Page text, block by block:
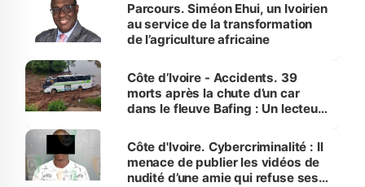
Parcours. Siméon Ehui, un Ivoirien
au service de la transformation
de l’agriculture africaine
Côte d’Ivoire - Accidents. 39
morts après la chute d’un car
dans le fleuve Bafing : Un lecteur
des Transports
Côte d'Ivoire. Cybercriminalité : Il
menace de publier les vidéos de
nudité d’une amie qui refuse ses